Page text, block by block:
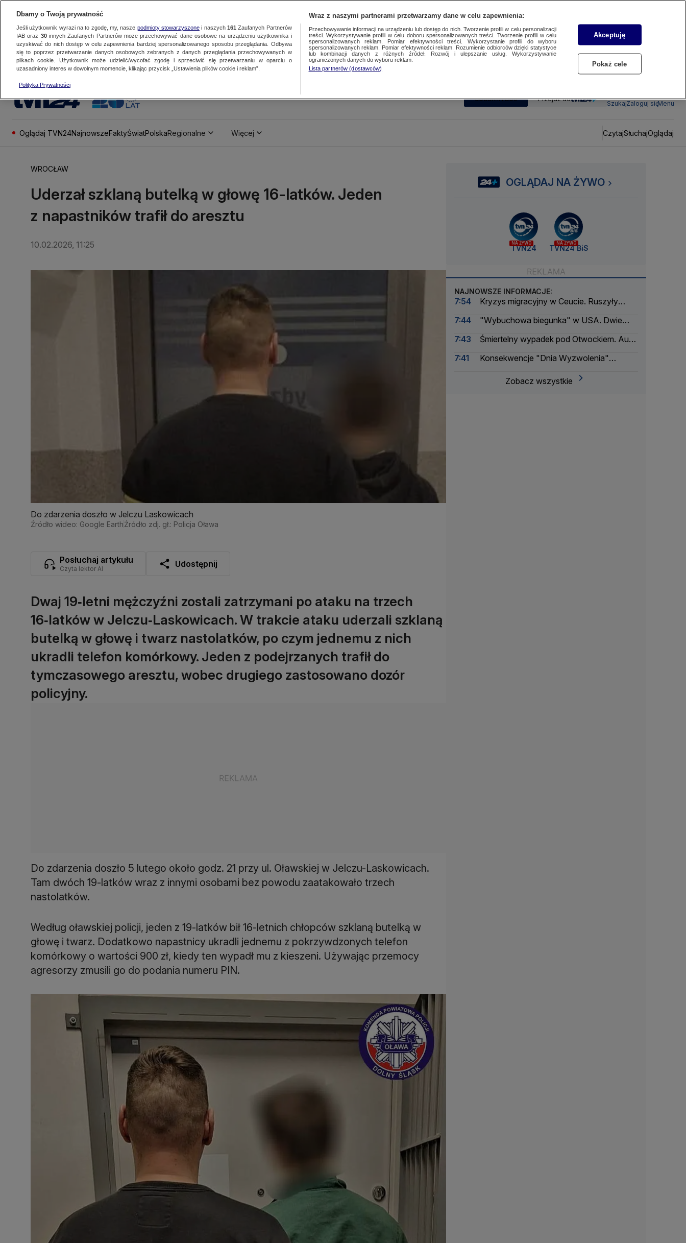
SUBSKRYBUJ Przejdź do
SzukajZaloguj sięMenu
Oglądaj TVN24NajnowszeFaktyŚwiatPolskaRegionalne Więcej CzytajSłuchajOglądaj
WROCŁAW
Uderzał szklaną butelką w głowę 16-latków. Jeden
z napastników trafił do aresztu
10.02.2026, 11:25
Do zdarzenia doszło w Jelczu Laskowicach
Źródło wideo: Google EarthŹródło zdj. gł.: Policja Oława
Posłuchaj artykułu
Czyta lektor AI Udostępnij
Dwaj 19‑letni mężczyźni zostali zatrzymani po ataku na trzech
16‑latków w Jelczu‑Laskowicach. W trakcie ataku uderzali szklaną
butelką w głowę i twarz nastolatków, po czym jednemu z nich
ukradli telefon komórkowy. Jeden z podejrzanych trafił do
tymczasowego aresztu, wobec drugiego zastosowano dozór
policyjny.
Do zdarzenia doszło 5 lutego około godz. 21 przy ul. Oławskiej w Jelczu-Laskowicach.
Tam dwóch 19-latków wraz z innymi osobami bez powodu zaatakowało trzech
nastolatków.
Według oławskiej policji, jeden z 19-latków bił 16-letnich chłopców szklaną butelką w
głowę i twarz. Dodatkowo napastnicy ukradli jednemu z pokrzywdzonych telefon
komórkowy o wartości 900 zł, kiedy ten wypadł mu z kieszeni. Używając przemocy
agresorzy zmusili go do podania numeru PIN.
OGLĄDAJ NA ŻYWO
NA ŻYWO
TVN24
NA ŻYWO
TVN24 BiS
NAJNOWSZE INFORMACJE:
7:54
Kryzys migracyjny w Ceucie. Ruszyły
7:44
"Wybuchowa biegunka" w USA. Dwie
7:43
Śmiertelny wypadek pod Otwockiem. Auto
7:41
Konsekwencje "Dnia Wyzwolenia"
Zobacz wszystkie
Dbamy o Twoją prywatność
Jeśli użytkownik wyrazi na to zgodę, my, nasze podmioty stowarzyszonei naszych 161 Zaufanych Partnerów
IAB oraz 30innych Zaufanych Partnerów może przechowywać dane osobowe na urządzeniu użytkownika i
uzyskiwać do nich dostęp w celu zapewnienia bardziej spersonalizowanego sposobu przeglądania. Odbywa
się to poprzez przetwarzanie danych osobowych zebranych z danych przeglądania przechowywanych w
plikach cookie. Użytkownik może udzielić/wycofać zgodę i sprzeciwić się przetwarzaniu w oparciu o
uzasadniony interes w dowolnym momencie, klikając przycisk „Ustawienia plików cookie i reklam”.
Polityka Prywatności
Wraz z naszymi partnerami przetwarzamy dane w celu zapewnienia:
Przechowywanie informacji na urządzeniu lub dostęp do nich. Tworzenie profili w celu personalizacji
treści. Wykorzystywanie profili w celu doboru spersonalizowanych treści. Tworzenie profili w celu
spersonalizowanych reklam. Pomiar efektywności treści. Wykorzystanie profili do wyboru
spersonalizowanych reklam. Pomiar efektywności reklam. Rozumienie odbiorców dzięki statystyce
lub kombinacji danych z różnych źródeł. Rozwój i ulepszanie usług. Wykorzystywanie
ograniczonych danych do wyboru reklam.
Lista partnerów (dostawców)
Akceptuję
Pokaż cele